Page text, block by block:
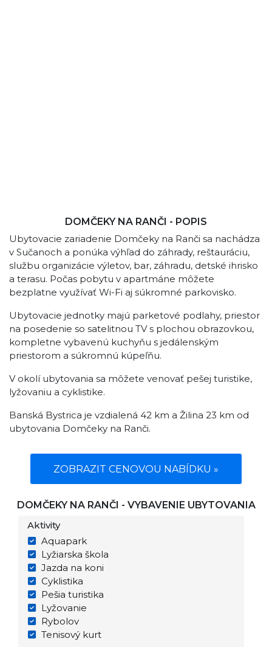
DOMČEKY NA RANČI - POPIS
Ubytovacie zariadenie Domčeky na Ranči sa nachádza
v Sučanoch a ponúka výhľad do záhrady, reštauráciu,
službu organizácie výletov, bar, záhradu, detské ihrisko
a terasu. Počas pobytu v apartmáne môžete
bezplatne využívať Wi-Fi aj súkromné parkovisko.
Ubytovacie jednotky majú parketové podlahy, priestor
na posedenie so satelitnou TV s plochou obrazovkou,
kompletne vybavenú kuchyňu s jedálenským
priestorom a súkromnú kúpeľňu.
V okolí ubytovania sa môžete venovať pešej turistike,
lyžovaniu a cyklistike.
Banská Bystrica je vzdialená 42 km a Žilina 23 km od
ubytovania Domčeky na Ranči.
ZOBRAZIT CENOVOU NABÍDKU »
DOMČEKY NA RANČI - VYBAVENIE UBYTOVANIA
Aktivity
Aquapark
Lyžiarska škola
Jazda na koni
Cyklistika
Pešia turistika
Lyžovanie
Rybolov
Tenisový kurt